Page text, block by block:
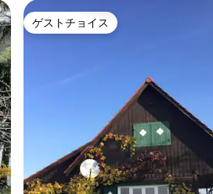
ゲストチョイス
ゲストチョイス